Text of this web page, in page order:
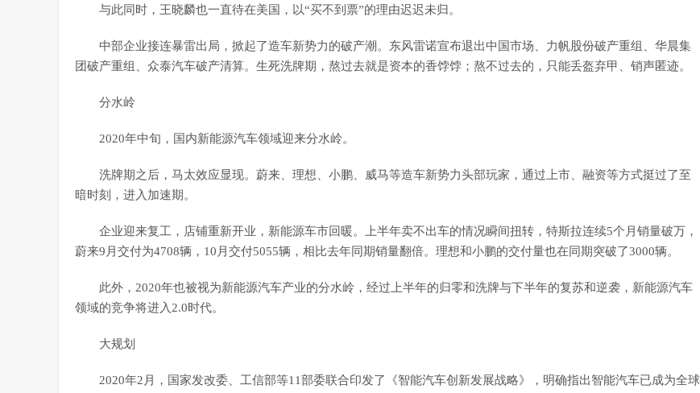
与此同时，王晓麟也一直待在美国，以“买不到票”的理由迟迟未归。
中部企业接连暴雷出局，掀起了造车新势力的破产潮。东风雷诺宣布退出中国市场、力帆股份破产重组、华晨集
团破产重组、众泰汽车破产清算。生死洗牌期，熬过去就是资本的香饽饽；熬不过去的，只能丢盔弃甲、销声匿迹。
分水岭
2020年中旬，国内新能源汽车领域迎来分水岭。
洗牌期之后，马太效应显现。蔚来、理想、小鹏、威马等造车新势力头部玩家，通过上市、融资等方式挺过了至
暗时刻，进入加速期。
企业迎来复工，店铺重新开业，新能源车市回暖。上半年卖不出车的情况瞬间扭转，特斯拉连续5个月销量破万，
蔚来9月交付为4708辆，10月交付5055辆，相比去年同期销量翻倍。理想和小鹏的交付量也在同期突破了3000辆。
此外，2020年也被视为新能源汽车产业的分水岭，经过上半年的归零和洗牌与下半年的复苏和逆袭，新能源汽车
领域的竞争将进入2.0时代。
大规划
2020年2月，国家发改委、工信部等11部委联合印发了《智能汽车创新发展战略》，明确指出智能汽车已成为全球